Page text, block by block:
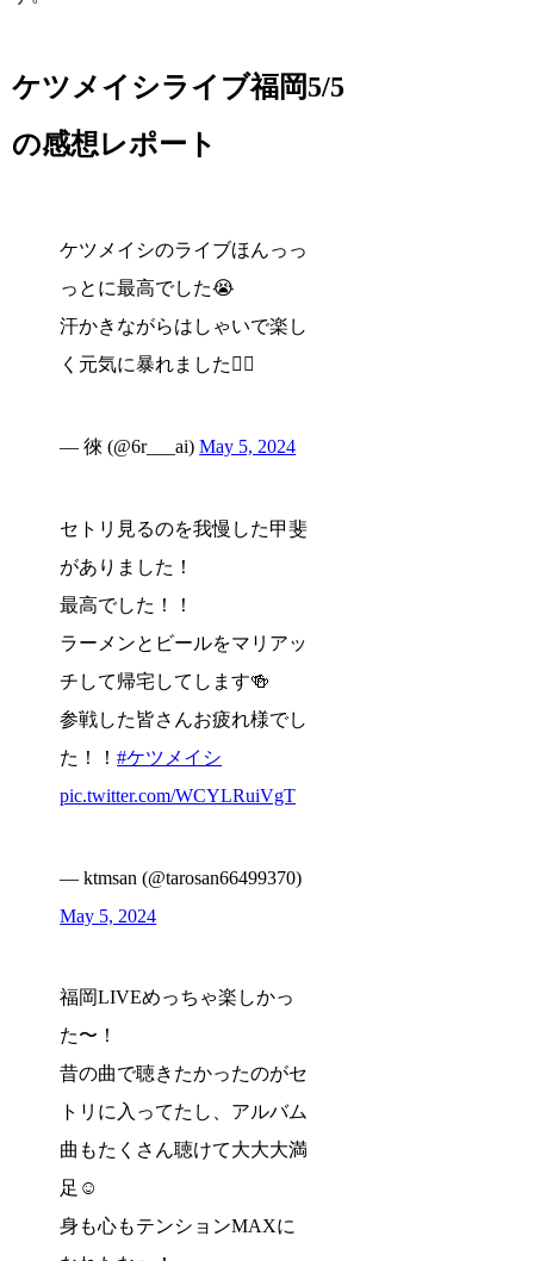
ケツメイシライブ福岡5/5
の感想レポート
ケツメイシのライブほんっっ
っとに最高でした😭
汗かきながらはしゃいで楽し
く元気に暴れました✌🏻
— 徠 (@6r___ai)May 5, 2024
セトリ見るのを我慢した甲斐
がありました！
最高でした！！
ラーメンとビールをマリアッ
チして帰宅してします🍻
参戦した皆さんお疲れ様でし
た！！#ケツメイシ
pic.twitter.com/WCYLRuiVgT
— ktmsan (@tarosan66499370)
May 5, 2024
福岡LIVEめっちゃ楽しかっ
た〜！
昔の曲で聴きたかったのがセ
トリに入ってたし、アルバム
曲もたくさん聴けて大大大満
足☺️
身も心もテンションMAXに